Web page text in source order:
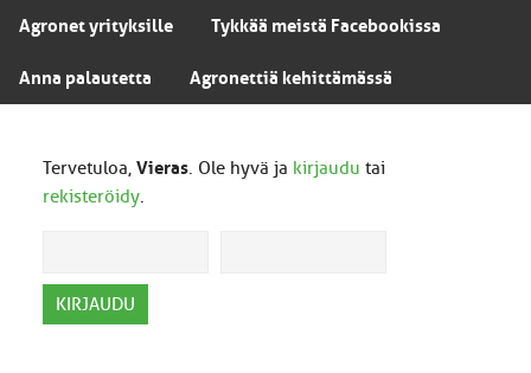
Agronet yrityksille Tykkää meistä Facebookissa
Anna palautetta Agronettiä kehittämässä
Tervetuloa, Vieras. Ole hyvä ja kirjaudu tai
rekisteröidy.